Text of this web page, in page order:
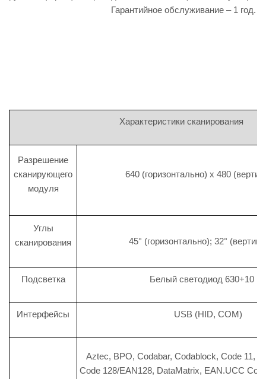
Гарантийное обслуживание – 1 год.
Характеристики сканирования
Разрешение
сканирующего
модуля
640 (горизонтально) x 480
Углы
сканирования
45° (горизонтально); 32°
Подсветка Белый светодиод 630+10
Интерфейсы USB (HID, COM)
Aztec, BPO, Codabar, Codablock, Code 11,
Code 128/EAN128, DataMatrix, EAN.UCC